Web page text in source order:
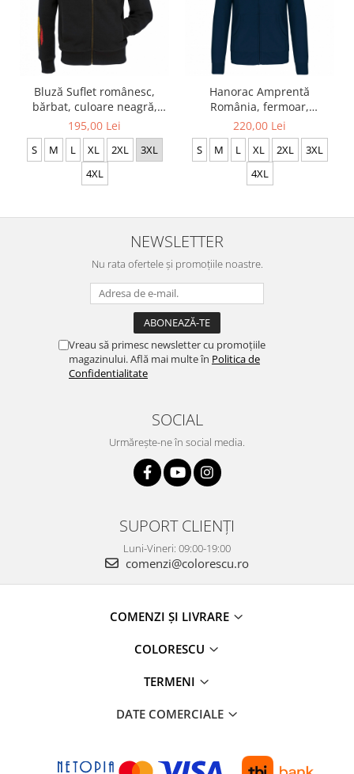
Bluză Suflet românesc,
bărbat, culoare neagră,
CH13
195,00 Lei
S M L XL 2XL
3XL
4XL
Hanorac Amprentă
România, fermoar,
broderie, culoare
bleumarin, CH20
220,00 Lei
S M L XL 2XL
3XL
4XL
NEWSLETTER
Nu rata ofertele și promoțiile noastre.
Vreau să primesc newsletter cu promoțiile
magazinului. Află mai multe în Politica de
Confidentialitate
SOCIAL
Urmărește-ne în social media.
SUPORT CLIENȚI
Luni-Vineri: 09:00-19:00
comenzi@colorescu.ro
COMENZI ȘI LIVRARE
COLORESCU
TERMENI
DATE COMERCIALE